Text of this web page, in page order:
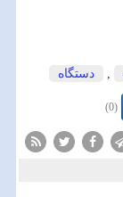
, دستگاه
(0)